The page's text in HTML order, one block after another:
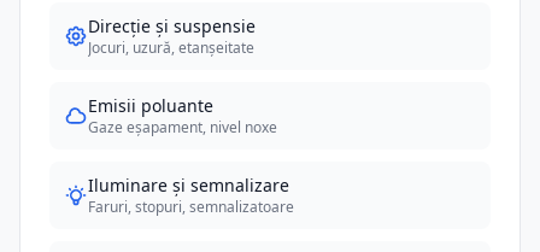
Direcție și suspensie
Jocuri, uzură, etanșeitate
Emisii poluante
Gaze eșapament, nivel noxe
Iluminare și semnalizare
Faruri, stopuri, semnalizatoare